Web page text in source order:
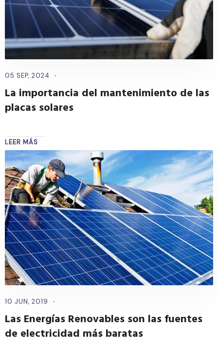
05 SEP, 2024
La importancia del mantenimiento de las
placas solares
10 JUN, 2019
Las Energías Renovables son las fuentes
de electricidad más baratas